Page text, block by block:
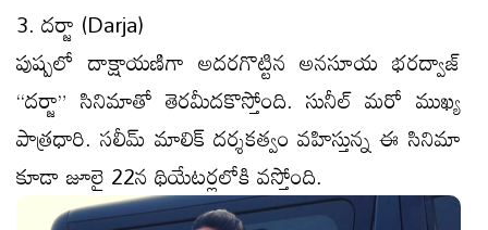
3. దర్జా (Darja)
పుష్పలో దాక్షాయణిగా అదరగొట్టిన అనసూయ భరద్వాజ్
“దర్జా” సినిమాతో తెర‌మీద‌కొస్తోంది. సునీల్ మరో ముఖ్య
పాత్రధారి. సలీమ్ మాలిక్ దర్శకత్వం వహిస్తున్న ఈ సినిమా
కూడా జూలై 22న థియేటర్లలోకి వస్తోంది.